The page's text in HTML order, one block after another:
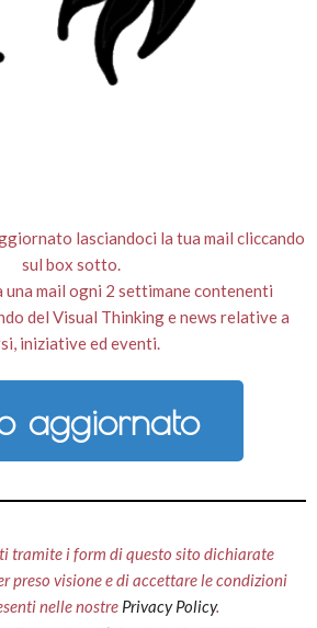
lasciandoci la tua mail cliccando
sul box sotto.
una mail ogni 2 settimane contenenti
del Visual Thinking e news relative a
iniziative ed eventi.
aggiornato
tramite i form di questo sito dichiarate
preso visione e di accettare le condizioni
nelle nostre Privacy Policy.